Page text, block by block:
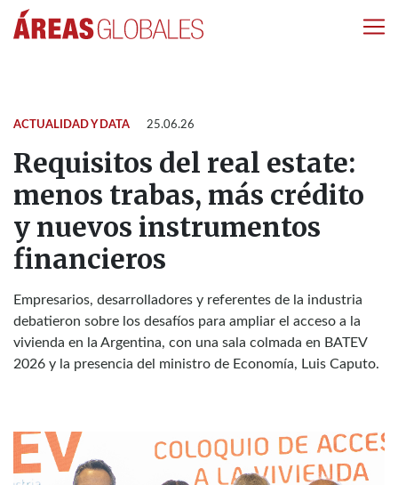
ACTUALIDAD Y DATA 25.06.26
Requisitos del real estate:
menos trabas, más crédito
y nuevos instrumentos
financieros
Empresarios, desarrolladores y referentes de la industria
debatieron sobre los desafíos para ampliar el acceso a la
vivienda en la Argentina, con una sala colmada en BATEV
2026 y la presencia del ministro de Economía, Luis Caputo.